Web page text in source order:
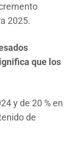
2025.
que los
y de 20 % en
de